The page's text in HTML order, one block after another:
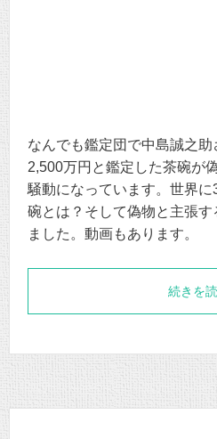
なんでも鑑定団で中島誠之助
2,500万円と鑑定した茶碗が
騒動になっています。世界
碗とは？そして偽物と主張
ました。動画もあります。
続きを